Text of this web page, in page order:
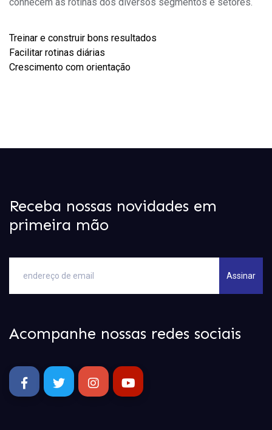
Treinar e construir bons resultados
Facilitar rotinas diárias
Crescimento com orientação
Receba nossas novidades em
primeira mão
Assinar
Acompanhe nossas redes sociais